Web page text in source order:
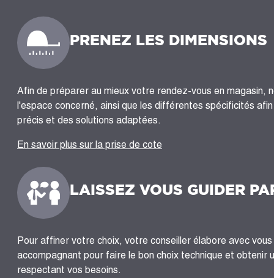
PRENEZ LES DIMENSIONS
Afin de préparer au mieux votre rendez-vous en magasin,
l'espace concerné, ainsi que les différentes spécificités
précis et des solutions adaptées.
En savoir plus sur la prise de cote
LAISSEZ VOUS GUIDER
Pour affiner votre choix, votre conseiller élabore avec
accompagnant pour faire le bon choix technique et obtenir
respectant vos besoins.